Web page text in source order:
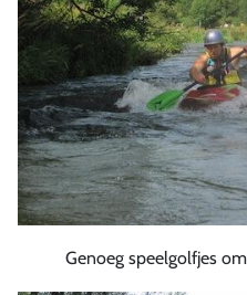
Genoeg speelgolfjes